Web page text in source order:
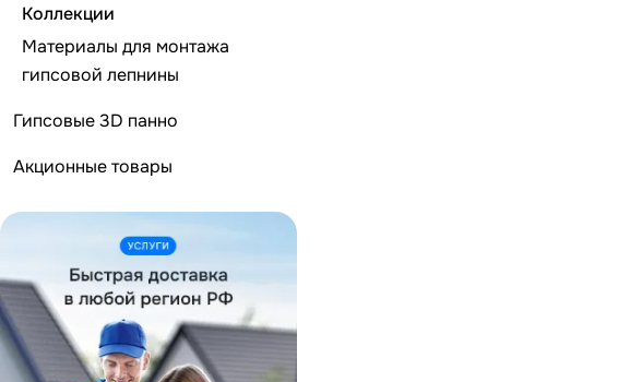
Коллекции
Материалы для монтажа
гипсовой лепнины
Гипсовые 3D панно
Акционные товары